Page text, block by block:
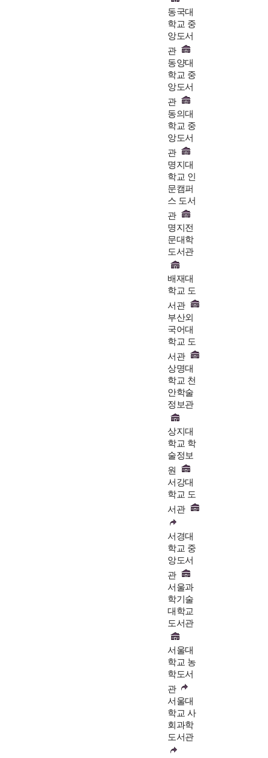
동국대
학교 중
앙도서
관
동양대
학교 중
앙도서
관
동의대
학교 중
앙도서
관
명지대
학교 인
문캠퍼
스 도서
관
명지전
문대학
도서관
배재대
학교 도
서관
부산외
국어대
학교 도
서관
상명대
학교 천
안학술
정보관
상지대
학교 학
술정보
원
서강대
학교 도
서관
서경대
학교 중
앙도서
관
서울과
학기술
대학교
도서관
서울대
학교 농
학도서
관
서울대
학교 사
회과학
도서관